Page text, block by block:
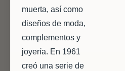
muerta, así como
diseños de moda,
complementos y
joyería. En 1961
creó una serie de